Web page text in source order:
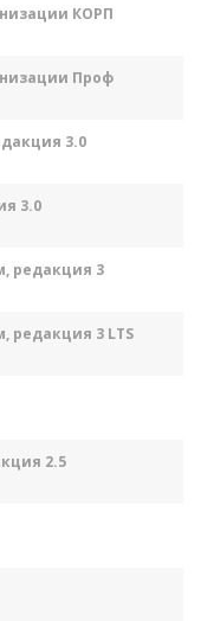
КОРП
Проф
3.0
3.0
редакция 3
редакция 3 LTS
2.5